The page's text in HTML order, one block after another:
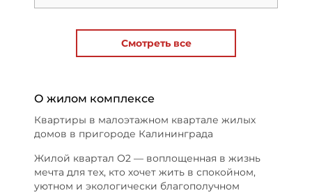
Смотреть все
О жилом комплексе
Квартиры в малоэтажном квартале жилых
домов в пригороде Калининграда
Жилой квартал О2 — воплощенная в жизнь
мечта для тех, кто хочет жить в спокойном,
уютном и экологически благополучном